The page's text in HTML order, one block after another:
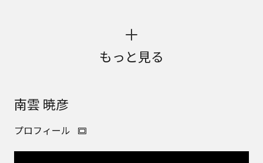
もっと見る
南雲 暁彦
プロフィール